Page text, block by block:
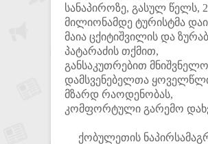
სანაპიროზე, გასულ წელს, 2
მილიონამდე ტურისტმა
მაია ცქიტიშვილის და ზურაბ
პატარაძის თქმით,
განსაკუთრებით
დამსვენებელთა
მზარდ რაოდენობას,
კომფორტული გარემო
ქობულეთის